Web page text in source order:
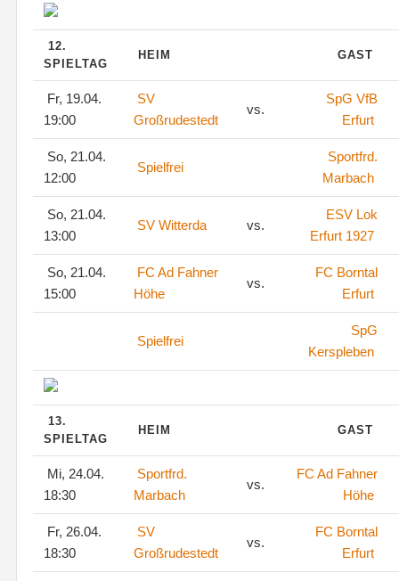
12.
SPIELTAG
HEIM GAST
Fr, 19.04.
19:00
SV
Großrudestedt
vs.
SpG VfB
Erfurt
So, 21.04.
12:00
Spielfrei
Sportfrd.
Marbach
So, 21.04.
13:00
SV Witterda vs.
ESV Lok
Erfurt 1927
So, 21.04.
15:00
FC Ad Fahner
Höhe
vs.
FC Borntal
Erfurt
Spielfrei
SpG
Kerspleben
13.
SPIELTAG
HEIM GAST
Mi, 24.04.
18:30
Sportfrd.
Marbach
vs.
FC Ad Fahner
Höhe
Fr, 26.04.
18:30
SV
Großrudestedt
vs.
FC Borntal
Erfurt